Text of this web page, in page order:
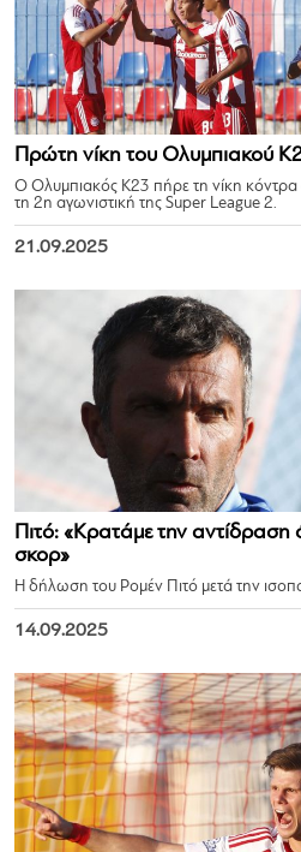
Πρώτη νίκη του Ολυμπιακού
Ο Ολυμπιακός Κ23 πήρε τη νίκη
τη 2η αγωνιστική της Super League 2.
21.09.2025
Πιτό: «Κρατάμε την αντίδραση
σκορ»
Η δήλωση του Ρομέν Πιτό μετά την
14.09.2025